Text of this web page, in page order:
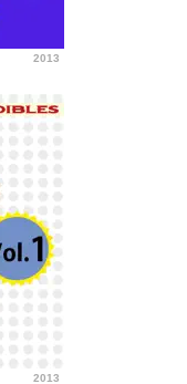
2013
2013